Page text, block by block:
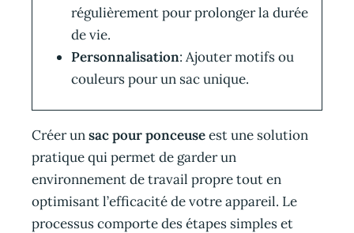
régulièrement pour prolonger la durée
de vie.
Personnalisation: Ajouter motifs ou
couleurs pour un sac unique.
Créer unsac pour ponceuseest une solution
pratique qui permet de garder un
environnement de travail propre tout en
optimisant l’efficacité de votre appareil. Le
processus comporte des étapes simples et